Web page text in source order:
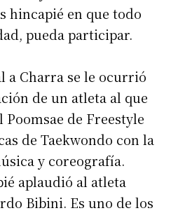
hincapié en que todo
pueda participar.
a Charra se le ocurrió
de un atleta al que
de Freestyle
de Taekwondo con la
y coreografía.
aplaudió al atleta
Bibini. Es uno de los